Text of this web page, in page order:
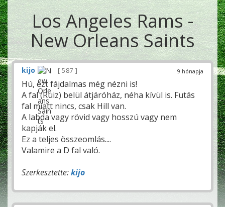
Los Angeles Rams -
New Orleans Saints
9 hónapja
kijo 587
Hú, ezt fájdalmas még nézni is!
A fal (Ruiz) belül átjáróház, néha kívül is. Futás
fal miatt nincs, csak Hill van.
A labda vagy rövid vagy hosszú vagy nem
kapják el.
Ez a teljes összeomlás....
Valamire a D fal való.
Szerkesztette:kijo